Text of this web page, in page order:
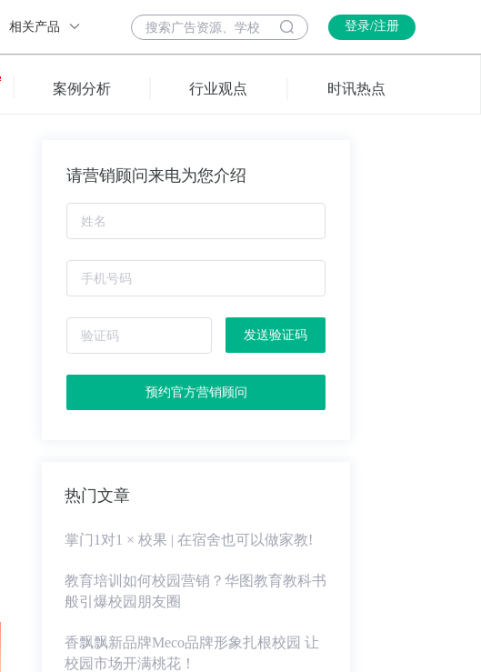
相关产品 登录/注册
案例分析 行业观点 时讯热点
请营销顾问来电为您介绍
发送验证码
预约官方营销顾问
热门文章
掌门1对1 × 校果 | 在宿舍也可以做家教!
教育培训如何校园营销？华图教育教科书
般引爆校园朋友圈
香飘飘新品牌Meco品牌形象扎根校园 让
校园市场开满桃花！